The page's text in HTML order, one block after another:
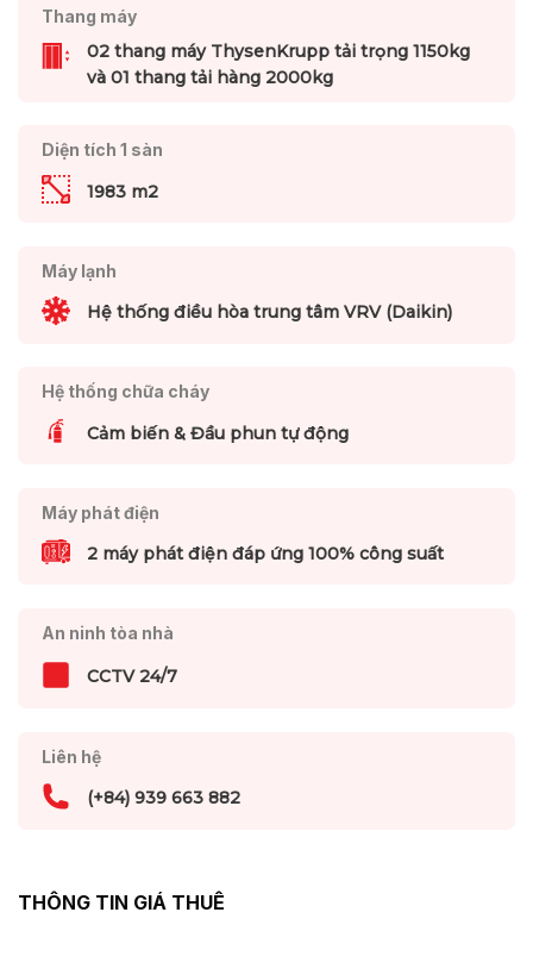
Thang máy
02 thang máy ThysenKrupp tải trọng 1150kg
và 01 thang tải hàng 2000kg
Diện tích 1 sàn
1983 m2
Máy lạnh
Hệ thống điều hòa trung tâm VRV (Daikin)
Hệ thống chữa cháy
Cảm biến & Đầu phun tự động
Máy phát điện
2 máy phát điện đáp ứng 100% công suất
An ninh tòa nhà
CCTV 24/7
Liên hệ
(+84) 939 663 882
THÔNG TIN GIÁ THUÊ